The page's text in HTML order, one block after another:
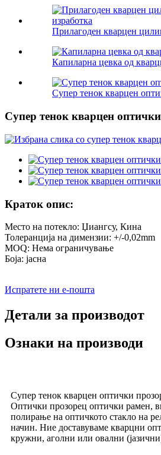
Прилагоден кварцен
Капиларна цевка од
Супер тенок кварцен
Супер тенок кварцен
Краток опис:
Место на потекло: Џиангсу, Кина
Толеранција на димензии: +/-0,02mm
MOQ: Нема ограничување
Боја: јасна
Испратете ни е-пошта
Детали за производот
Ознаки на производи
Супер тенок кварцен оптички
Оптички прозорец оптички рамен,
полирање на оптичкото стакло на
начин. Ние доставуваме кварцни
кружни, аголни или овални